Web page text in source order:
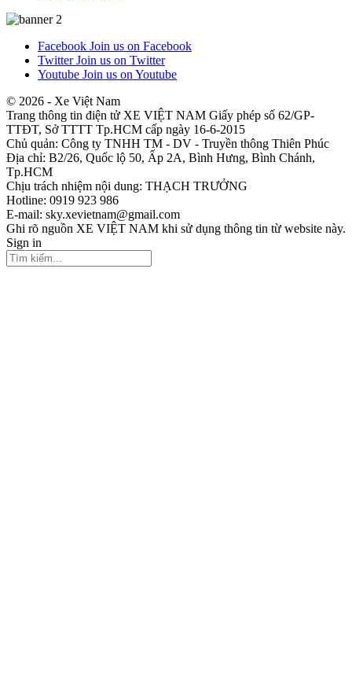
Facebook Join us on Facebook
Twitter Join us on Twitter
Youtube Join us on Youtube
© 2026 - Xe Việt Nam
Trang thông tin điện tử XE VIỆT NAM Giấy phép số 62/GP-
TTĐT, Sở TTTT Tp.HCM cấp ngày 16-6-2015
Chủ quản: Công ty TNHH TM - DV - Truyền thông Thiên Phúc
Địa chỉ: B2/26, Quốc lộ 50, Ấp 2A, Bình Hưng, Bình Chánh,
Tp.HCM
Chịu trách nhiệm nội dung: THẠCH TRƯỞNG
Hotline: 0919 923 986
E-mail: sky.xevietnam@gmail.com
Ghi rõ nguồn XE VIỆT NAM khi sử dụng thông tin từ website này.
Sign in